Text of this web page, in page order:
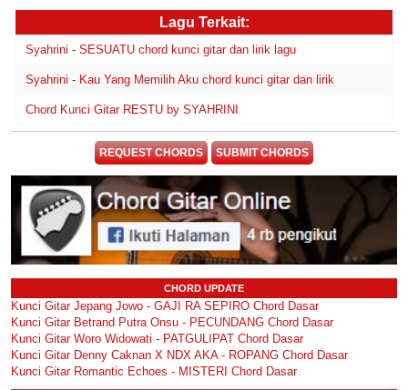
Lagu Terkait:
Syahrini - SESUATU chord kunci gitar dan lirik lagu
Syahrini - Kau Yang Memilih Aku chord kunci gitar dan lirik
Chord Kunci Gitar RESTU by SYAHRINI
REQUEST CHORDS SUBMIT CHORDS
CHORD UPDATE
Kunci Gitar Jepang Jowo - GAJI RA SEPIRO Chord Dasar
Kunci Gitar Betrand Putra Onsu - PECUNDANG Chord Dasar
Kunci Gitar Woro Widowati - PATGULIPAT Chord Dasar
Kunci Gitar Denny Caknan X NDX AKA - ROPANG Chord Dasar
Kunci Gitar Romantic Echoes - MISTERI Chord Dasar